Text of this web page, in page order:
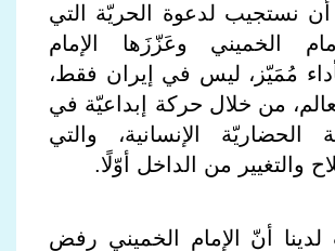
أن نستجيب لدعوة الحريّة التي
الخميني وعَزّزَها الإمام
مُمَيّز، ليس في إيران فقط،
من خلال حركة إبداعيّة في
الحضاريّة الإنسانية، والتي
والتغيير من الداخل أوّلًا.
لدينا أنّ الإمام الخميني رفض